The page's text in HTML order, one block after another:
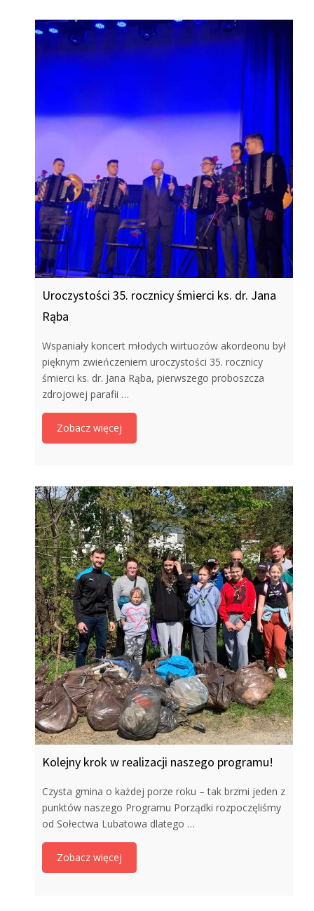
Uroczystości 35. rocznicy śmierci ks. dr. Jana
Rąba
Wspaniały koncert młodych wirtuozów akordeonu był
pięknym zwieńczeniem uroczystości 35. rocznicy
śmierci ks. dr. Jana Rąba, pierwszego proboszcza
zdrojowej parafii …
Zobacz więcej
Kolejny krok w realizacji naszego programu!
Czysta gmina o każdej porze roku – tak brzmi jeden z
punktów naszego Programu Porządki rozpoczęliśmy
od Sołectwa Lubatowa dlatego …
Zobacz więcej